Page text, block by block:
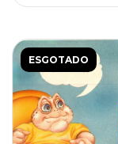
ESGOTADO